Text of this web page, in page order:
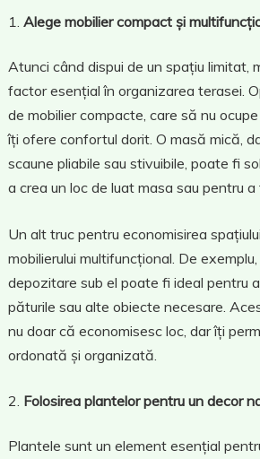
Alege mobilier compact și
Atunci când dispui de un spațiu limitat,
factor esențial în organizarea terasei.
de mobilier compacte, care să nu
îți ofere confortul dorit. O masă mică,
scaune pliabile sau stivuibile, poate fi
a crea un loc de luat masa sau pentru
Un alt truc pentru economisirea
mobilierului multifuncțional. De
depozitare sub el poate fi ideal pentru
păturile sau alte obiecte necesare.
nu doar că economisesc loc, dar îți
ordonată și organizată.
Folosirea plantelor pentru un decor
Plantele sunt un element esențial